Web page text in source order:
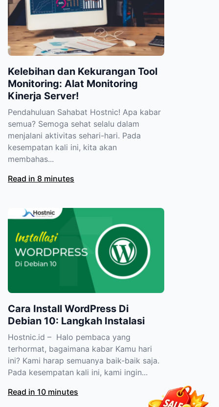
Kelebihan dan Kekurangan Tool
Monitoring: Alat Monitoring
Kinerja Server!
Pendahuluan Sahabat Hostnic! Apa kabar
semua? Semoga sehat selalu dalam
menjalani aktivitas sehari-hari. Pada
kesempatan kali ini, kita akan
membahas...
Read in 8 minutes
Cara Install WordPress Di
Debian 10: Langkah Instalasi
Hostnic.id – Halo pembaca yang
terhormat, bagaimana kabar Kamu hari
ini? Kami harap semuanya baik-baik saja.
Pada kesempatan kali ini, kami ingin...
Read in 10 minutes